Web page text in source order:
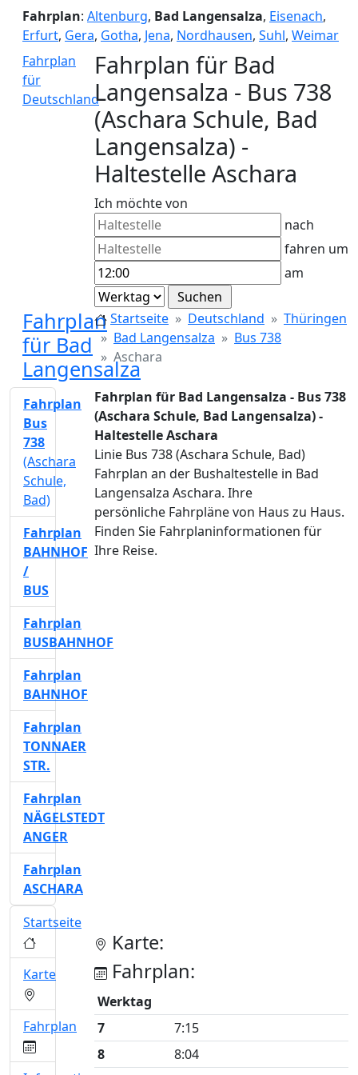
Fahrplan: Altenburg, Bad Langensalza, Eisenach,
Erfurt, Gera, Gotha, Jena, Nordhausen, Suhl, Weimar
Fahrplan
für
Deutschland
Fahrplan für Bad
Langensalza - Bus 738
(Aschara Schule, Bad
Langensalza) -
Haltestelle Aschara
Ich möchte von
nach
fahren um
am
Fahrplan
für Bad
Langensalza
Startseite Deutschland
Thüringen
Bad Langensalza
Bus 738
Aschara
Fahrplan für Bad Langensalza - Bus 738
(Aschara Schule, Bad Langensalza) -
Haltestelle Aschara
Linie Bus 738 (Aschara Schule, Bad)
Fahrplan an der Bushaltestelle in Bad
Langensalza Aschara. Ihre
persönliche Fahrpläne von Haus zu Haus.
Finden Sie Fahrplaninformationen für
Ihre Reise.
Karte:
Fahrplan:
Werktag
7
7:15
8
8:04
Fahrplan
Bus
738
(Aschara
Schule,
Bad)
Fahrplan
BAHNHOF
/
BUS
Fahrplan
BUSBAHNHOF
Fahrplan
BAHNHOF
Fahrplan
TONNAER
STR.
Fahrplan
NÄGELSTEDT
ANGER
Fahrplan
ASCHARA
Startseite
Karte
Fahrplan